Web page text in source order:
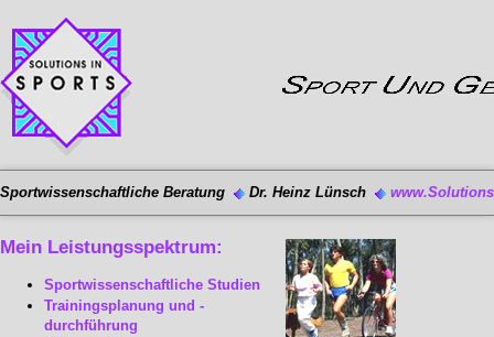
Sportwissenschaftliche Beratung Dr. Heinz Lünsch
Mein Leistungsspektrum:
Sportwissenschaftliche Studien
Trainingsplanung und -
durchführung